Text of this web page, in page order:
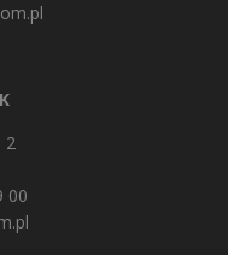
2
00